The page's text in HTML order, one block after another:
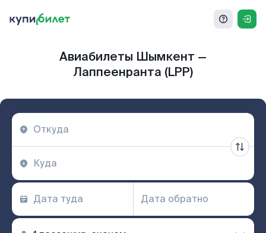
Авиабилеты Шымкент —
Лаппеенранта (LPP)